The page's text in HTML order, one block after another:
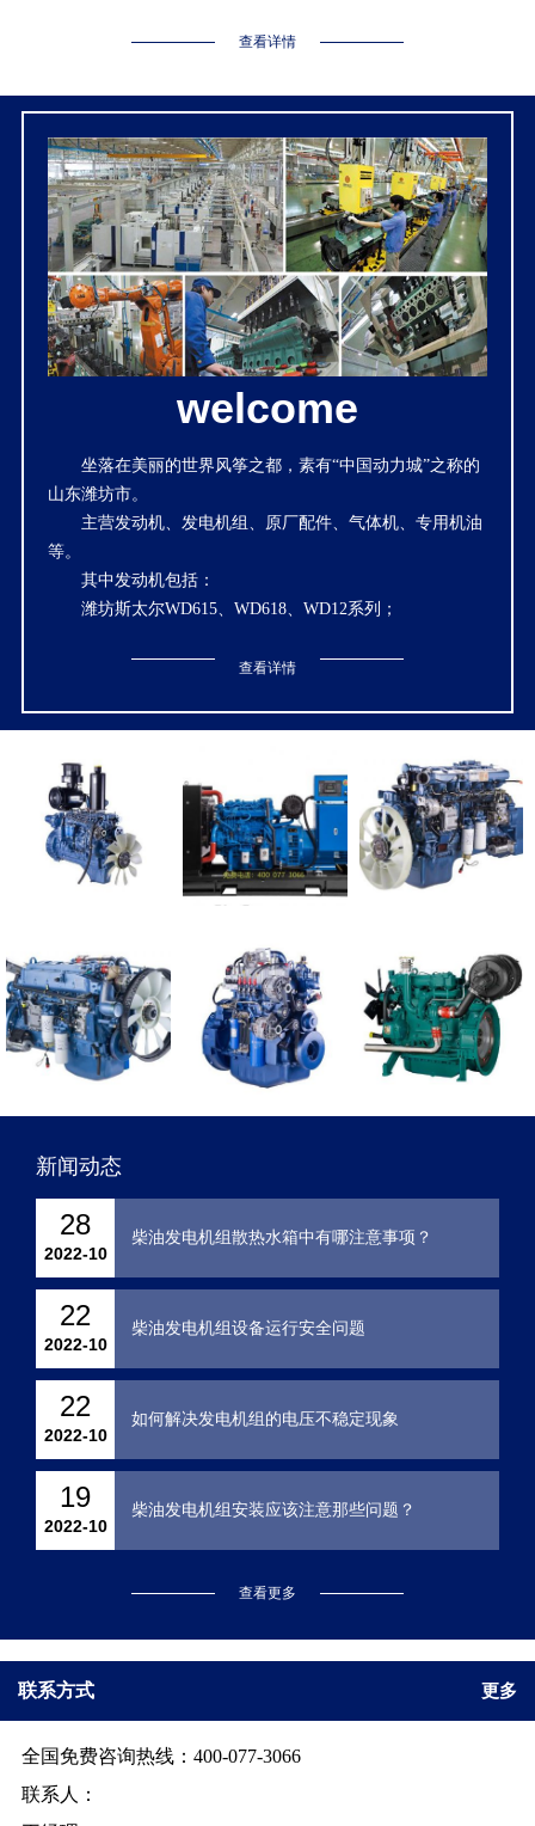
查看详情
welcome
坐落在美丽的世界风筝之都，素有“中国动力城”之称的
山东潍坊市。
主营发动机、发电机组、原厂配件、气体机、专用机油
等。
其中发动机包括：
潍坊斯太尔WD615、WD618、WD12系列；
6113、6126系列等柴油机配件。
潍坊发电机组包括英国里卡多系列发电机组、潍坊道依
茨发电机组、潍坊斯太尔发电机组、潍坊6160、6170发电机
组。
按用途分有固定动力用柴油机、发电设备用柴油机、重
船舶动力用柴油机，按照功率分从8KW-2000KW，按照转速
分从750转-2800转，按照缸数分2缸、3缸、4缸、6缸、8
缸、V12缸、V16缸等配件。
我们实力雄厚，一切以诚信为本，质量保证，以薄利多
销和服务客户为宗旨，赢得了广大客户的信任。
查看详情
新闻动态
28
2022-10
柴油发电机组散热水箱中有哪注意事项？
22
2022-10
柴油发电机组设备运行安全问题
22
2022-10
如何解决发电机组的电压不稳定现象
19
2022-10
柴油发电机组安装应该注意那些问题？
查看更多
联系方式 更多
全国免费咨询热线：400-077-3066
联系人：